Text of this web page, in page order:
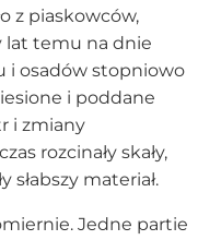
z piaskowców,
lat temu na dnie
i osadów stopniowo
i poddane
i zmiany
rozcinały skały,
słabszy materiał.
Jedne partie